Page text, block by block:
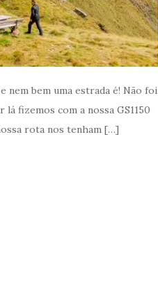
nem bem uma estrada é! Não foi
fizemos com a nossa GS1150
rota nos tenham […]